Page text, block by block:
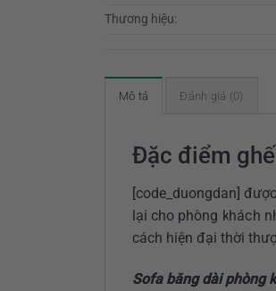
Thương hiệu:
Mô tả Đánh giá (0)
Đặc điểm
[code_duongdan]
lại cho phòng khách
cách hiện đại thời
Sofa băng dài phòng